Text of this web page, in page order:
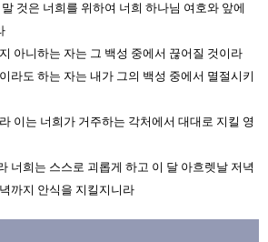
것은 너희를 위하여 너희 하나님 여호와 앞에
아니하는 자는 그 백성 중에서 끊어질 것이라
라도 하는 자는 내가 그의 백성 중에서 멸절시키
이는 너희가 거주하는 각처에서 대대로 지킬 영
너희는 스스로 괴롭게 하고 이 달 아흐렛날 저녁
까지 안식을 지킬지니라